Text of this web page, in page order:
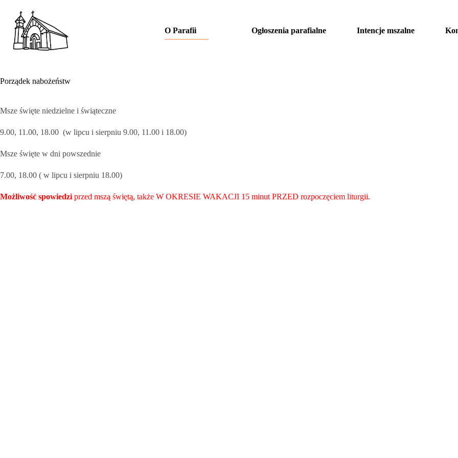
treści
O Parafii
Ogłoszenia parafialne Intencje mszalne
Porządek nabożeństw
Msze święte niedzielne i świąteczne
9.00, 11.00, 18.00 (w lipcu i sierpniu 9.00, 11.00 i 18.00)
Msze święte w dni powszednie
7.00, 18.00 ( w lipcu i sierpniu 18.00)
Możliwość spowiedzi przed mszą świętą, także W OKRESIE WAKACJI 15 minut PRZED rozpoczęciem liturgii.